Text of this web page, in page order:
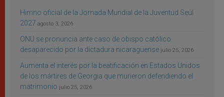
Himno oficial de la Jornada Mundial de la Juventud Seúl
2027 agosto 3, 2026
ONU se pronuncia ante caso de obispo católico
desaparecido por la dictadura nicaragüense julio 25, 2026
Aumenta el interés por la beatificación en Estados Unidos
de los mártires de Georgia que murieron defendiendo el
matrimonio julio 25, 2026